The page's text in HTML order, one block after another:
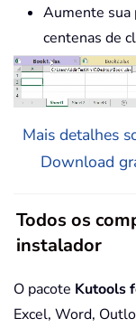
Aumente sua
centenas de
Mais detalhes
Download
Todos os
instalador
O pacote Kutools
Excel, Word,